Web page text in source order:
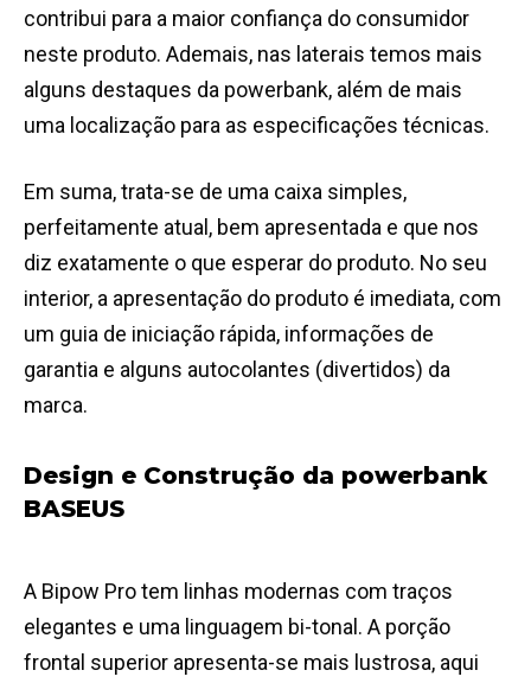
contribui para a maior confiança do consumidor
neste produto. Ademais, nas laterais temos mais
alguns destaques da powerbank, além de mais
uma localização para as especificações técnicas.
Em suma, trata-se de uma caixa simples,
perfeitamente atual, bem apresentada e que nos
diz exatamente o que esperar do produto. No seu
interior, a apresentação do produto é imediata, com
um guia de iniciação rápida, informações de
garantia e alguns autocolantes (divertidos) da
marca.
Design e Construção da powerbank
BASEUS
A Bipow Pro tem linhas modernas com traços
elegantes e uma linguagem bi-tonal. A porção
frontal superior apresenta-se mais lustrosa, aqui